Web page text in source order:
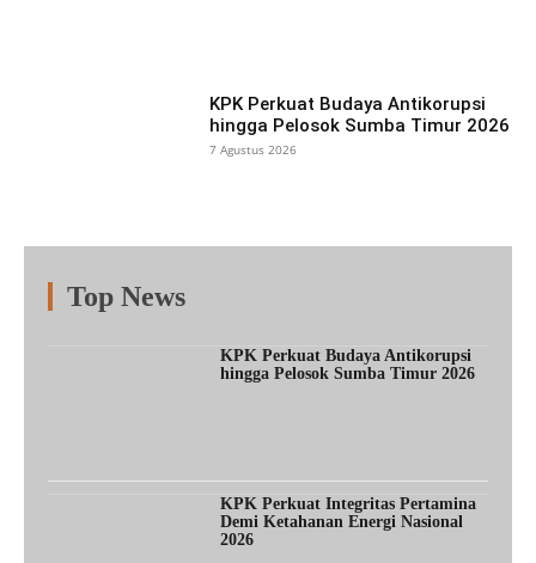
KPK Perkuat Budaya Antikorupsi
hingga Pelosok Sumba Timur 2026
7 Agustus 2026
Top News
KPK Perkuat Budaya Antikorupsi
hingga Pelosok Sumba Timur 2026
KPK Perkuat Integritas Pertamina
Demi Ketahanan Energi Nasional
2026